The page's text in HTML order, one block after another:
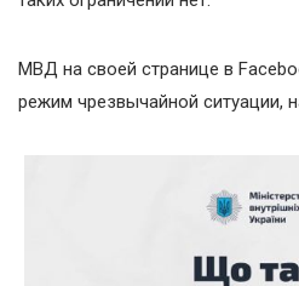
МВД на своей странице в
режим чрезвычайной ситуации,